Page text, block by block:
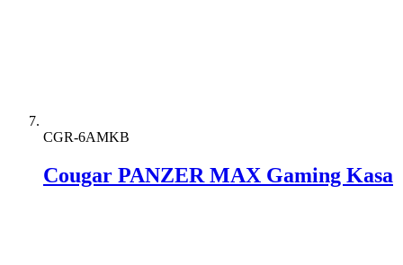
CGR-6AMKB
Cougar PANZER MAX Gaming Kasa